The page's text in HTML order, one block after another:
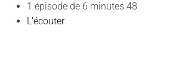
1 épisode de 6 minutes 48
L'écouter